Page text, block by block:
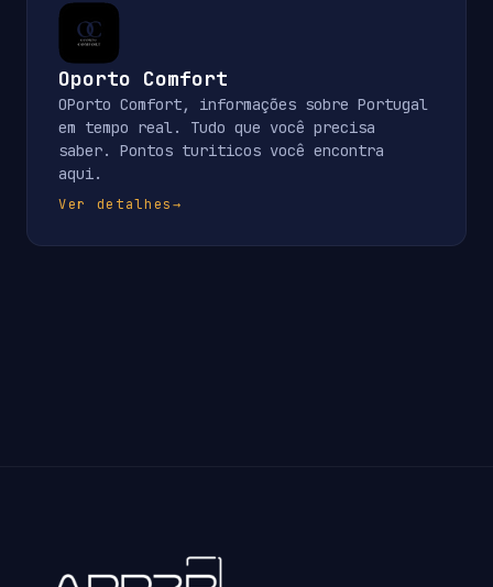
Oporto Comfort
OPorto Comfort, informações sobre Portugal
em tempo real. Tudo que você precisa
saber. Pontos turiticos você encontra
aqui.
Ver detalhes→